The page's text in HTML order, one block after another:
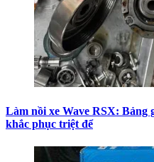
Làm nồi xe Wave RSX: Bảng
khắc phục triệt để